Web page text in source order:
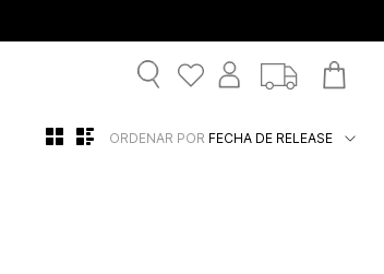
ORDENAR POR FECHA DE RELEASE